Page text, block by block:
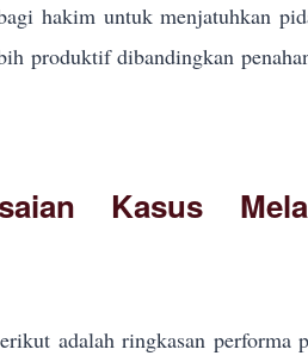
hakim untuk menjatuhkan
produktif dibandingkan
Kasus
adalah ringkasan performa